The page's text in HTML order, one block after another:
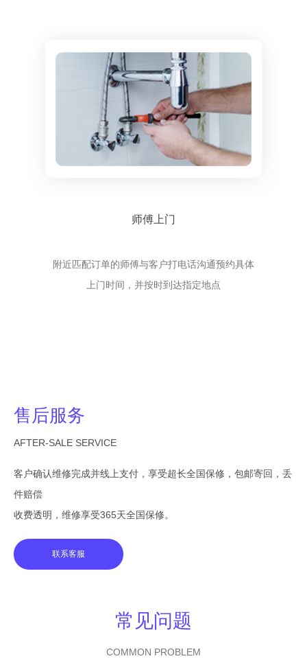
师傅上门
附近匹配订单的师傅与客户打电话沟通预约具体
上门时间，并按时到达指定地点
售后服务
AFTER-SALE SERVICE
客户确认维修完成并线上支付，享受超长全国保修，包邮寄回，丢
件赔偿
收费透明，维修享受365天全国保修。
联系客服
常见问题
COMMON PROBLEM